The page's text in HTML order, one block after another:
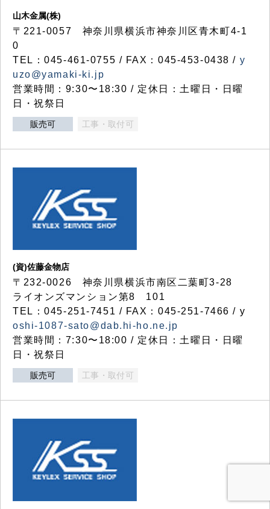
山木金属(株)
〒221-0057 神奈川県横浜市神奈川区青木町4-1
0
TEL：045-461-0755 / FAX：045-453-0438 / y
uzo@yamaki-ki.jp
営業時間：9:30〜18:30 / 定休日：土曜日・日曜
日・祝祭日
販売可 工事・取付可
(資)佐藤金物店
〒232-0026 神奈川県横浜市南区二葉町3-28
ライオンズマンション第8 101
TEL：045-251-7451 / FAX：045-251-7466 / y
oshi-1087-sato@dab.hi-ho.ne.jp
営業時間：7:30〜18:00 / 定休日：土曜日・日曜
日・祝祭日
販売可 工事・取付可